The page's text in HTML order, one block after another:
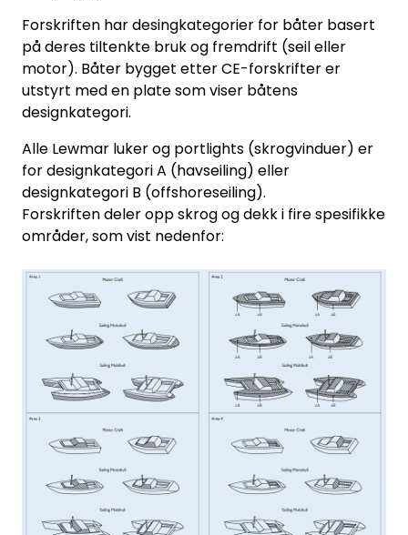
Forskriften har desingkategorier for båter basert
på deres tiltenkte bruk og fremdrift (seil eller
motor). Båter bygget etter CE-forskrifter er
utstyrt med en plate som viser båtens
designkategori.
Alle Lewmar luker og portlights (skrogvinduer) er
for designkategori A (havseiling) eller
designkategori B (offshoreseiling).
Forskriften deler opp skrog og dekk i fire spesifikke
områder, som vist nedenfor: